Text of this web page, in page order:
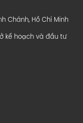
– Khắc
yêu
thì mua
còn là biểu
Chánh, Hồ Chí Minh
kế hoạch và đầu tư